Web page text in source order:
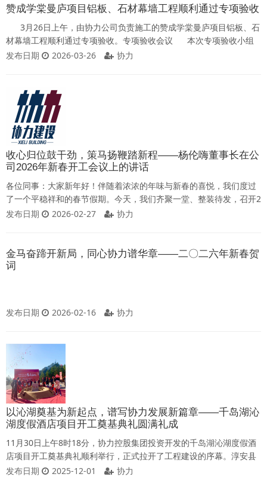
赞成学棠曼庐项目铝板、石材幕墙工程顺利通过专项验收
3月26日上午，由协力公司负责施工的赞成学棠曼庐项目铝板、石
材幕墙工程顺利通过专项验收。专项验收会议 本次专项验收小组
由建设、设计、监理、施工等参建单位代表组成，分别对工程实体质
全，符合相关规范要求及
发布日期 2026-03-26 协力
收心归位鼓干劲，策马扬鞭踏新程——杨伦嗨董事长在公
司2026年新春开工会议上的讲话
各位同事：大家新年好！伴随着浓浓的年味与新春的喜悦，我们度过
了一个平稳祥和的春节假期。今天，我们齐聚一堂、整装待发，召开2
026年新春开工会议。看到大家以饱满的精神状态回归岗位、投入工
年工作起步的关键第一关。长假结束后，我们要立即从“假期模式”切
换到“工作模式”，克服思想上的松懈
发布日期 2026-02-27 协力
金马奋蹄开新局，同心协力谱华章——二〇二六年新春贺
词
发布日期 2026-02-16 协力
以沁湖奠基为新起点，谱写协力发展新篇章——千岛湖沁
湖度假酒店项目开工奠基典礼圆满礼成
11月30日上午8时18分，协力控股集团投资开发的千岛湖沁湖度假酒
店项目开工奠基典礼顺利举行，正式拉开了工程建设的序幕。淳安县
左口乡党委书记张晏绍，项目招商引资人钱明华局长，淳安县左口乡
发布日期 2025-12-01 协力